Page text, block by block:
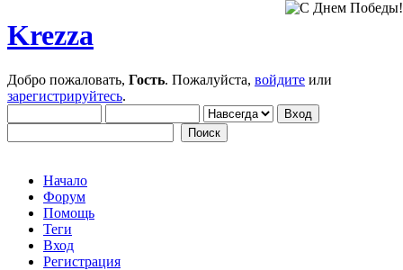
Krezza
Добро пожаловать, Гость. Пожалуйста, войдите или
зарегистрируйтесь.
Начало
Форум
Помощь
Теги
Вход
Регистрация